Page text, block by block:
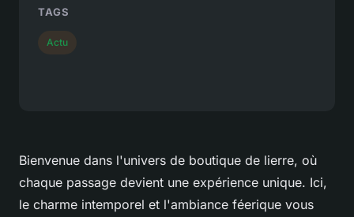
Bienvenue dans l'univers de boutique de lierre, où
chaque passage devient une expérience unique. Ici,
le charme intemporel et l'ambiance féerique vous
TAGS
Actu